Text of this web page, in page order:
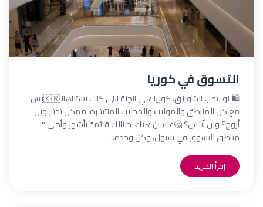
التسوق في كوريا
🛍️ لو بتحب الشوبنق، كوريا هي الجنة اللي كنت تستناها! 🇰🇷بس
مع كل المناطق والمولات والمحلات المنتشرة، ممكن تحتار:وين
أروح؟ وين أبلش؟ 🤔علشان هيك، جبنالك قائمة بأشهر وأحلى ٣
مناطق للتسوق في سيول، وكل وحدة...
إقرأ المزيد